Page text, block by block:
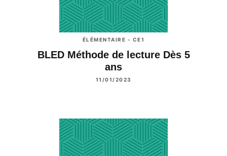
ÉLÉMENTAIRE - CE1
BLED Méthode de lecture Dès 5
ans
11/01/2023